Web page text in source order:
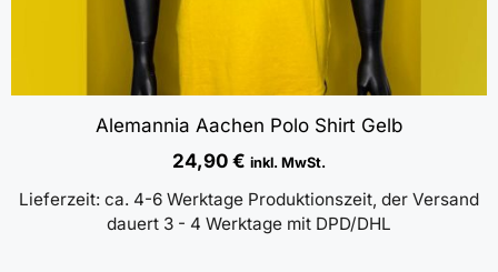
Alemannia Aachen Polo Shirt Gelb
24,90 € inkl. MwSt.
Lieferzeit: ca. 4-6 Werktage Produktionszeit, der Versand
dauert 3 - 4 Werktage mit DPD/DHL